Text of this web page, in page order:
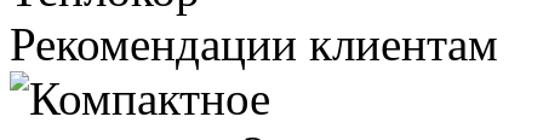
Рекомендации клиентам